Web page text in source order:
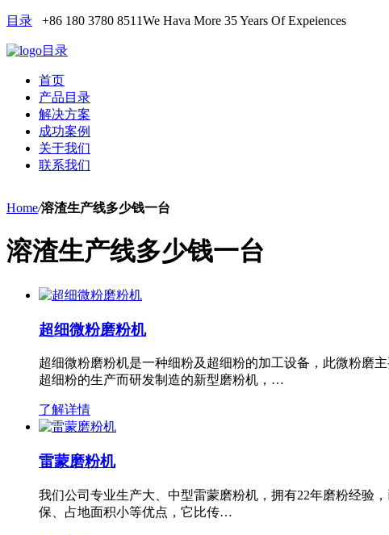
目录 +86 180 3780 8511We Hava More 35 Years Of Expeiences
目录
首页
产品目录
解决方案
成功案例
关于我们
联系我们
Home/溶渣生产线多少钱一台
溶渣生产线多少钱一台
超细微粉磨粉机
超细微粉磨粉机是一种细粉及超细粉的加工设备，此微粉磨
超细粉的生产而研发制造的新型磨粉机，…
了解详情
雷蒙磨粉机
我们公司专业生产大、中型雷蒙磨粉机，拥有22年磨粉经验
保、占地面积小等优点，它比传…